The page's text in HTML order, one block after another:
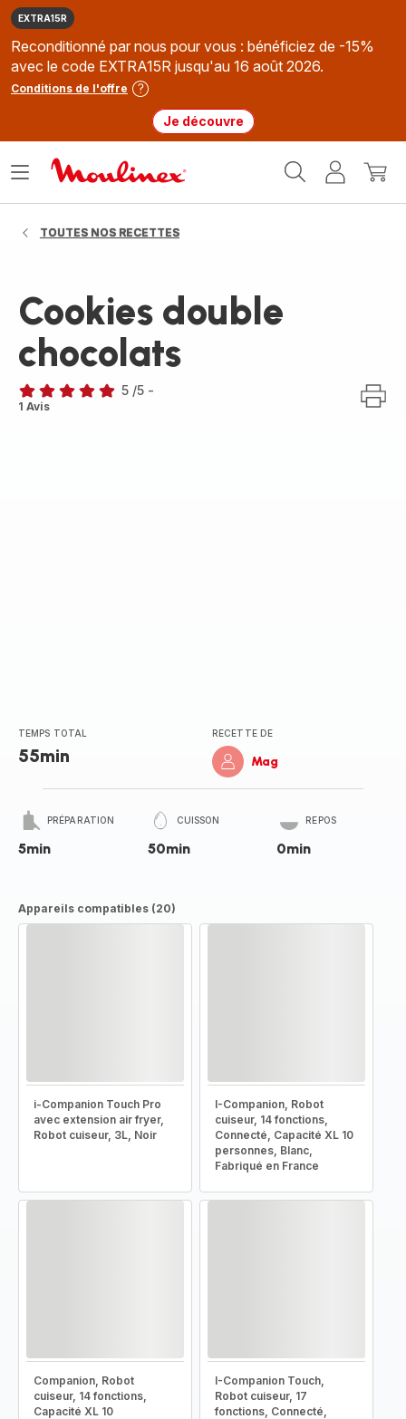
EXTRA15R
Reconditionné par nous pour vous : bénéficiez de -15%
avec le code EXTRA15R jusqu'au 16 août 2026.
Conditions de l'offre
Je découvre
MonMon
Ouvrir
TOUTES NOS RECETTES
Cookies double
chocolats
Avis
5 /5 -
1 Avis
TEMPS TOTAL
55min
RECETTE DE
Mag
PRÉPARATION
5min
CUISSON
50min
REPOS
0min
Appareils compatibles (20)
i-Companion Touch Pro
avec extension air fryer,
Robot cuiseur, 3L, Noir
I-Companion, Robot
cuiseur, 14 fonctions,
Connecté, Capacité XL 10
personnes, Blanc,
Fabriqué en France
Companion, Robot
cuiseur, 14 fonctions,
Capacité XL 10
I-Companion Touch,
Robot cuiseur, 17
fonctions, Connecté,